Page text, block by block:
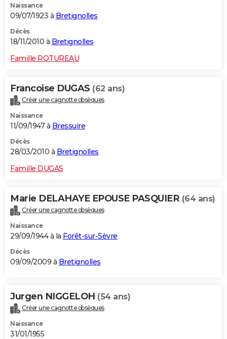
Naissance
09/07/1923 à Bretignolles
Décès
18/11/2010 à Bretignolles
Famille ROTUREAU
Francoise DUGAS (62 ans)
Créer une cagnotte obsèques
Naissance
11/09/1947 à Bressuire
Décès
28/03/2010 à Bretignolles
Famille DUGAS
Marie DELAHAYE EPOUSE PASQUIER (64 ans)
Créer une cagnotte obsèques
Naissance
29/09/1944 à la Forêt-sur-Sèvre
Décès
09/09/2009 à Bretignolles
Jurgen NIGGELOH (54 ans)
Créer une cagnotte obsèques
Naissance
31/01/1955